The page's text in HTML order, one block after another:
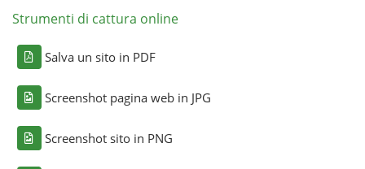
Strumenti di cattura online
Salva un sito in PDF
Screenshot pagina web in JPG
Screenshot sito in PNG